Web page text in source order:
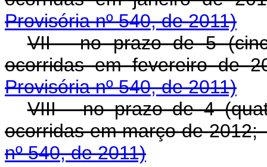
Provisória nº 540, de 2011)
VII - no prazo de 5
ocorridas em
Provisória nº 540, de 2011)
VIII - no prazo de 4
ocorridas em março de
nº 540, de 2011)